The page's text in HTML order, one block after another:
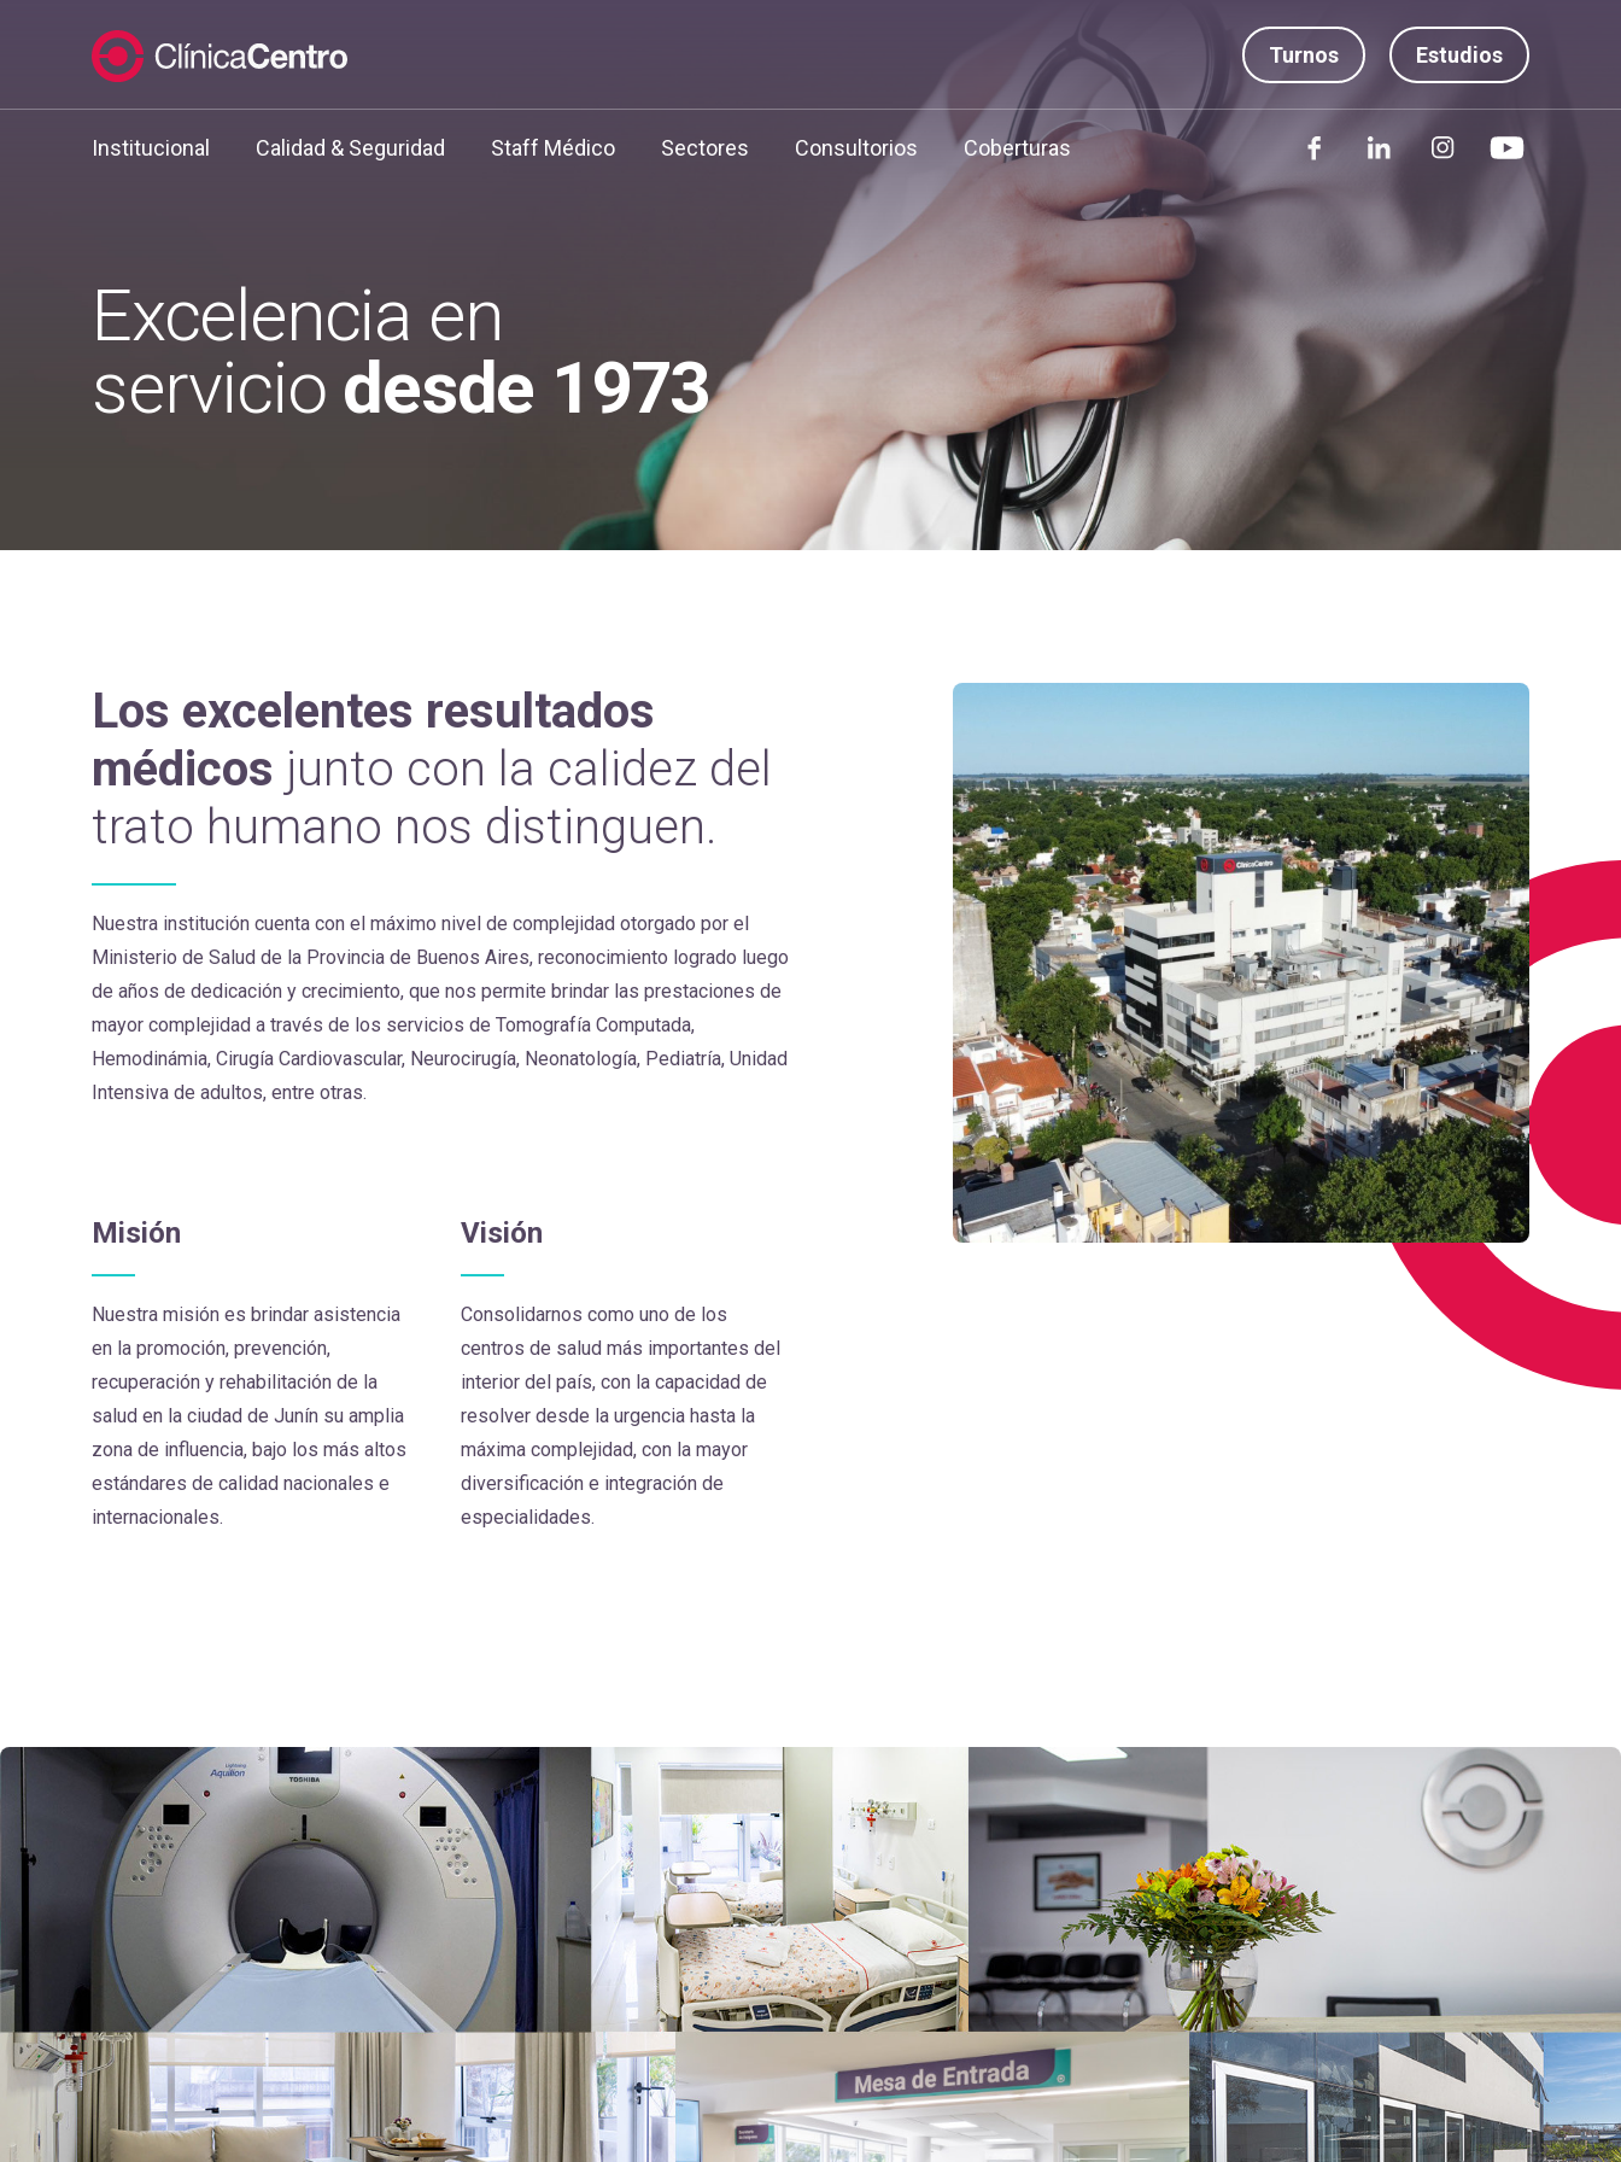
Turnos Estudios
Institucional Calidad & Seguridad Staff Médico Sectores Consultorios Coberturas
Excelencia en
servicio desde 1973
Los excelentes resultados
médicos junto con la calidez del
trato humano nos distinguen.
Nuestra institución cuenta con el máximo nivel de complejidad otorgado por el
Ministerio de Salud de la Provincia de Buenos Aires, reconocimiento logrado luego
de años de dedicación y crecimiento, que nos permite brindar las prestaciones de
mayor complejidad a través de los servicios de Tomografía Computada,
Hemodinámia, Cirugía Cardiovascular, Neurocirugía, Neonatología, Pediatría, Unidad
Intensiva de adultos, entre otras.
Misión
Nuestra misión es brindar asistencia
en la promoción, prevención,
recuperación y rehabilitación de la
salud en la ciudad de Junín su amplia
zona de influencia, bajo los más altos
estándares de calidad nacionales e
internacionales.
Visión
Consolidarnos como uno de los
centros de salud más importantes del
interior del país, con la capacidad de
resolver desde la urgencia hasta la
máxima complejidad, con la mayor
diversificación e integración de
especialidades.